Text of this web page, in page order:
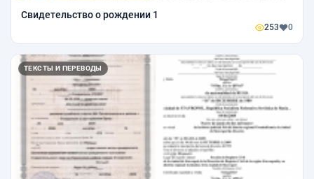
Свидетельство о рождении 1
253 0
ТЕКСТЫ И ПЕРЕВОДЫ